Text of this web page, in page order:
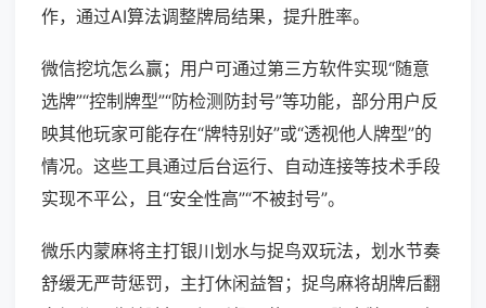
作，通过AI算法调整牌局结果，提升胜率。
微信挖坑怎么赢；用户可通过第三方软件实现“随意
选牌”“控制牌型”“防检测防封号”等功能，部分用户反
映其他玩家可能存在“牌特别好”或“透视他人牌型”的
情况。这些工具通过后台运行、自动连接等技术手段
实现不平公，且“安全性高”“不被封号”。
微乐内蒙麻将主打银川划水与捉鸟双玩法，划水节奏
舒缓无严苛惩罚，主打休闲益智；捉鸟麻将胡牌后翻